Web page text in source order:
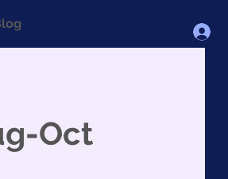
Oct